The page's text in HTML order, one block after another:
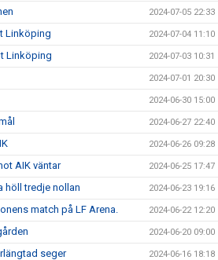
2024-07-05 22:33
Linköping 2024-07-04 11:10
Linköping 2024-07-03 10:31
2024-07-01 20:30
2024-06-30 15:00
2024-06-27 22:40
2024-06-26 09:28
AIK väntar 2024-06-25 17:47
höll tredje nollan 2024-06-23 19:16
match på LF Arena. 2024-06-22 12:20
2024-06-20 09:00
seger 2024-06-16 18:18